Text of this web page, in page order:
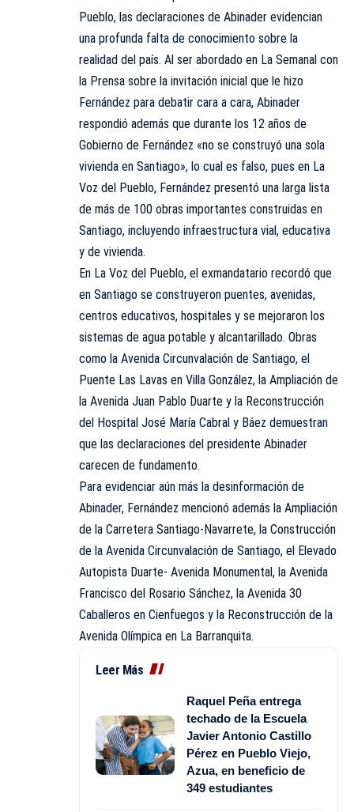
Pueblo, las declaraciones de Abinader evidencian
una profunda falta de conocimiento sobre la
realidad del país. Al ser abordado en La Semanal con
la Prensa sobre la invitación inicial que le hizo
Fernández para debatir cara a cara, Abinader
respondió además que durante los 12 años de
Gobierno de Fernández «no se construyó una sola
vivienda en Santiago», lo cual es falso, pues en La
Voz del Pueblo, Fernández presentó una larga lista
de más de 100 obras importantes construidas en
Santiago, incluyendo infraestructura vial, educativa
y de vivienda.
En La Voz del Pueblo, el exmandatario recordó que
en Santiago se construyeron puentes, avenidas,
centros educativos, hospitales y se mejoraron los
sistemas de agua potable y alcantarillado. Obras
como la Avenida Circunvalación de Santiago, el
Puente Las Lavas en Villa González, la Ampliación de
la Avenida Juan Pablo Duarte y la Reconstrucción
del Hospital José María Cabral y Báez demuestran
que las declaraciones del presidente Abinader
carecen de fundamento.
Para evidenciar aún más la desinformación de
Abinader, Fernández mencionó además la Ampliación
de la Carretera Santiago-Navarrete, la Construcción
de la Avenida Circunvalación de Santiago, el Elevado
Autopista Duarte- Avenida Monumental, la Avenida
Francisco del Rosario Sánchez, la Avenida 30
Caballeros en Cienfuegos y la Reconstrucción de la
Avenida Olímpica en La Barranquita.
Leer Más
Raquel Peña entrega
techado de la Escuela
Javier Antonio Castillo
Pérez en Pueblo Viejo,
Azua, en beneficio de
349 estudiantes